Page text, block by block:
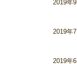
2019年9
2019年7
2019年6